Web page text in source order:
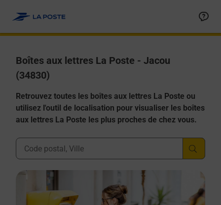
Boîtes aux lettres La Poste - Jacou
(34830)
Retrouvez toutes les boîtes aux lettres La Poste ou
utilisez l'outil de localisation pour visualiser les boîtes
aux lettres La Poste les plus proches de chez vous.
Ville, Département, Code Postal